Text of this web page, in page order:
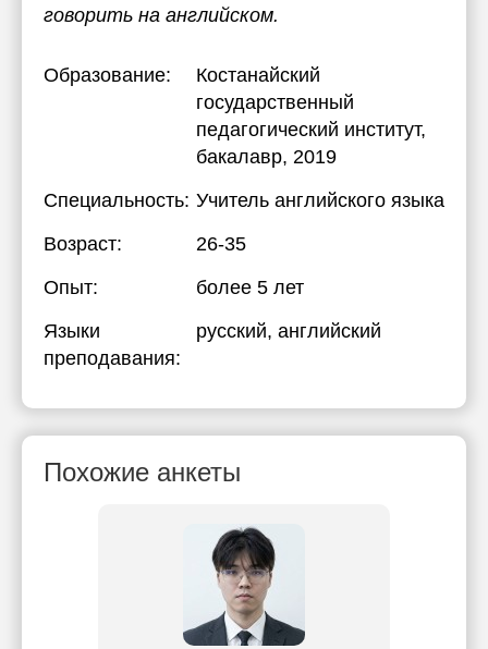
говорить на английском.
Образование:
Костанайский
государственный
педагогический институт,
бакалавр, 2019
Специальность: Учитель английского языка
Возраст:
26-35
Опыт:
более 5 лет
Языки
преподавания:
русский, английский
Похожие анкеты